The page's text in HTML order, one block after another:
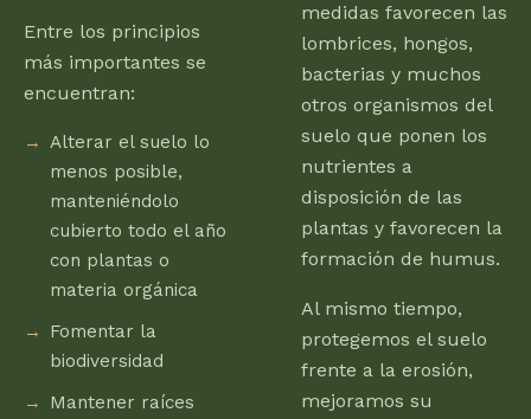
Entre los principios
más importantes se
encuentran:
Alterar el suelo lo
menos posible,
manteniéndolo
cubierto todo el año
con plantas o
materia orgánica
Fomentar la
biodiversidad
Mantener raíces
medidas favorecen las
lombrices, hongos,
bacterias y muchos
otros organismos del
suelo que ponen los
nutrientes a
disposición de las
plantas y favorecen la
formación de humus.
Al mismo tiempo,
protegemos el suelo
frente a la erosión,
mejoramos su